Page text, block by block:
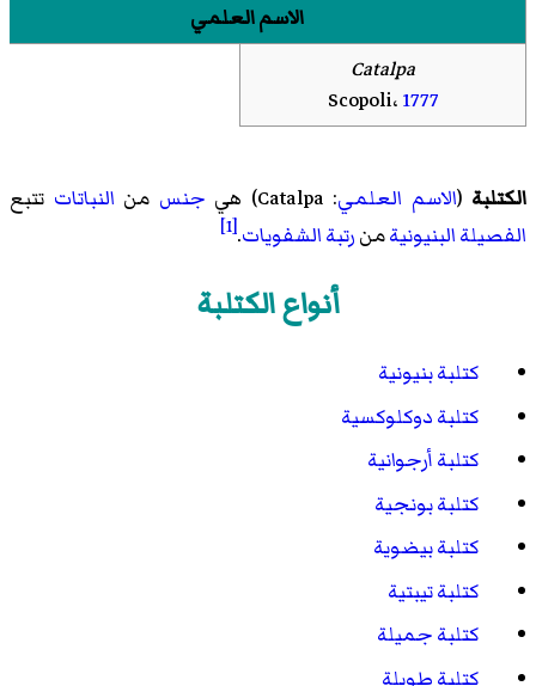
الاسم العلمي
Catalpa
Scopoli،1777
الكتلبة (الاسم العلمي:
Catalpa) هي جنس من النباتات تتبع
الفصيلةالبنيونيةمنرتبةالشفويات.
[1]
أنواع الكتلبة
كتلبة بنيونية
كتلبة دوكلوكسية
كتلبة أرجوانية
كتلبة بونجية
كتلبة بيضوية
كتلبة تيبتية
كتلبة جميلة
كتلبة طويلة